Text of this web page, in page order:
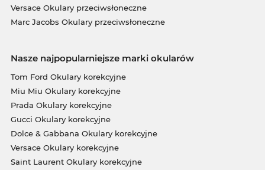
Versace Okulary przeciwsłoneczne
Marc Jacobs Okulary przeciwsłoneczne
Nasze najpopularniejsze marki okularów
Tom Ford Okulary korekcyjne
Miu Miu Okulary korekcyjne
Prada Okulary korekcyjne
Gucci Okulary korekcyjne
Dolce & Gabbana Okulary korekcyjne
Versace Okulary korekcyjne
Saint Laurent Okulary korekcyjne